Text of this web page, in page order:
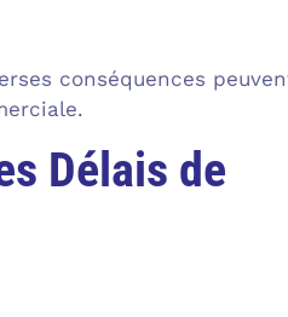
conséquences
Délais de